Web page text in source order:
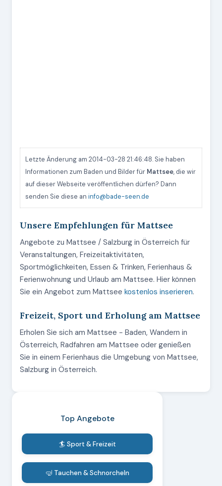
Letzte Änderung am 2014-03-28 21:46:48. Sie haben
Informationen zum Baden und Bilder für Mattsee, die wir
auf dieser Webseite veröffentlichen dürfen? Dann
senden Sie diese an info@bade-seen.de
Unsere Empfehlungen für Mattsee
Angebote zu Mattsee / Salzburg in Österreich für
Veranstaltungen, Freizeitaktivitäten,
Sportmöglichkeiten, Essen & Trinken, Ferienhaus &
Ferienwohnung und Urlaub am Mattsee. Hier können
Sie ein Angebot zum Mattsee kostenlos inserieren.
Freizeit, Sport und Erholung am Mattsee
Erholen Sie sich am Mattsee - Baden, Wandern in
Österreich, Radfahren am Mattsee oder genießen
Sie in einem Ferienhaus die Umgebung von Mattsee,
Salzburg in Österreich.
Top Angebote
🏄 Sport & Freizeit
🤿 Tauchen & Schnorcheln